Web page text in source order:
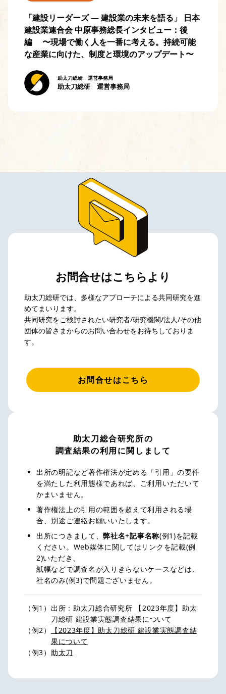
「建設リーダーズ — 建設業の未来を語る」 日本
建設業連合会 中原事務総長インタビュー：後
編 〜現場で働く人を一番に考える。持続可能
な産業に向けた、制度と環境のアップデート〜
助太刀総研 運営事務局
助太刀総研 運営事務局
お問合せはこちらより
助太刀総研では、多様なアプローチによる共同研究を進
めてまいります。
共同研究をご検討されたい研究者/研究機関/法人/その他
団体の皆さまからのお問い合わせをお待ちしておりま
す。
お問合せはこちら
助太刀総合研究所の
調査結果の利用に関しまして
出所の明記など著作権法が定める「引用」の要件
を満たした利用態様であれば、ご利用いただいて
かまいません。
著作権法上の引用の範囲を超えて利用される場
合、別途ご連絡お願いいたします。
出所につきまして、弊社名+記事名称(例1)を記載
ください。Web媒体に関してはリンクを記載(例
2)いただき、
紙幅などで調査名が入りきらないケースなどは、
社名のみ(例3)で問題ございません。
（例1） 出所：助太刀総合研究所 【2023年度】助太
刀総研 建設業実態調査結果について
（例2）
【2023年度】助太刀総研 建設業実態調査結
果について
（例3） 助太刀